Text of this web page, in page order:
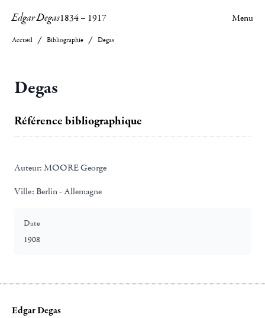
Edgar Degas1834– 1917 Menu
Accueil Bibliographie Degas
Degas
Référence bibliographique
Auteur: MOORE George
Ville: Berlin - Allemagne
Date
1908
Edgar Degas